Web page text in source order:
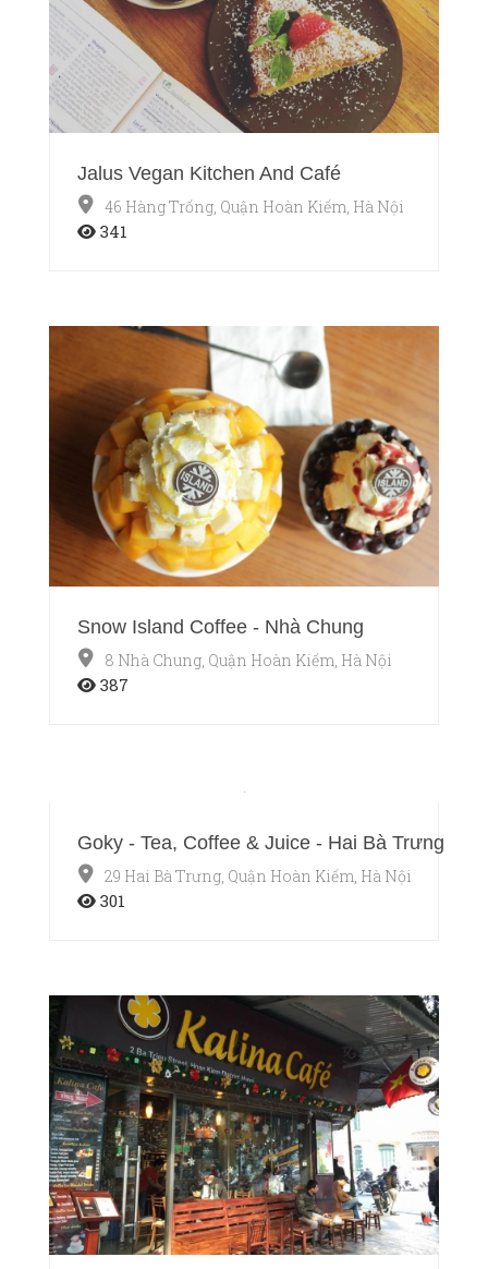
Jalus Vegan Kitchen And Café
46 Hàng Trống, Quận Hoàn Kiếm, Hà Nội
341
Snow Island Coffee - Nhà Chung
8 Nhà Chung, Quận Hoàn Kiếm, Hà Nội
387
Goky - Tea, Coffee & Juice - Hai Bà Trưng
29 Hai Bà Trưng, Quận Hoàn Kiếm, Hà Nội
301